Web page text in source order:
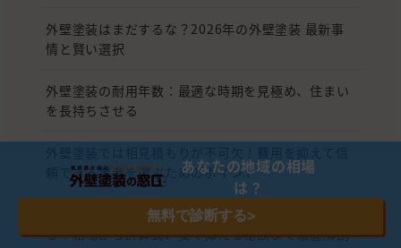
外壁塗装はまだするな？2026年の外壁塗装 最新事
情と賢い選択
外壁塗装の耐用年数：最適な時期を見極め、住まい
を長持ちさせる
頼できる業者を選ぶためのポイント
30坪の一戸建てを一変させる外壁塗装！いくらかか
る？相場から計算式、安く抑える秘訣まで徹底解剖
あなたの地域の相場
は？
無料で診断する>